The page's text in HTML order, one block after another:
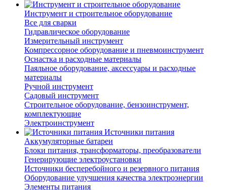
Инструмент и строительное оборудование
Все для сварки
Гидравлическое оборудование
Измерительный инструмент
Компрессорное оборудование и пневмоинструмент
Оснастка и расходные материалы
Паяльное оборудование, аксессуары и расходные
материалы
Ручной инструмент
Садовый инструмент
Строительное оборудование, бензоинструмент,
комплектующие
Электроинструмент
Источники питания
Аккумуляторные батареи
Блоки питания, трансформаторы, преобразователи
Генерирующие электроустановки
Источники бесперебойного и резервного питания
Оборудование улучшения качества электроэнергии
Элементы питания